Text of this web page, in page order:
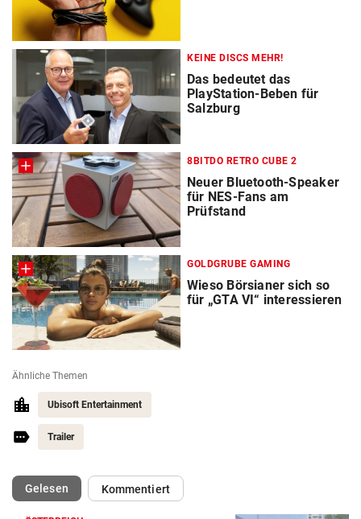
KEINE DISCS MEHR!
Das bedeutet das
PlayStation-Beben für
Salzburg
8BITDO RETRO CUBE 2
Neuer Bluetooth-Speaker
für NES-Fans am
Prüfstand
GOLDGRUBE GAMING
Wieso Börsianer sich so
für „GTA VI“ interessieren
Ähnliche Themen
Ubisoft Entertainment
Trailer
Gelesen(ausgewählt)Kommentiert